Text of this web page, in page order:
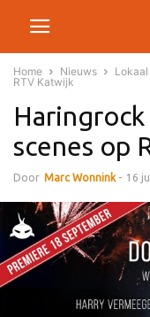
Home Nieuws
RTV Katwijk
scenes op
Door Marc Wonnink - 16